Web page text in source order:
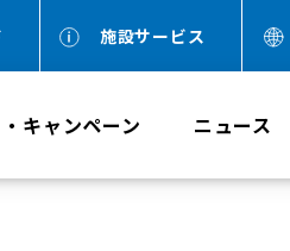
施設サービス
キャンペーン ニュース